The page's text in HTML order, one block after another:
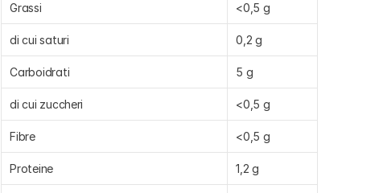
Grassi <0,5 g
di cui saturi 0,2 g
Carboidrati 5 g
di cui zuccheri <0,5 g
Fibre <0,5 g
Proteine 1,2 g